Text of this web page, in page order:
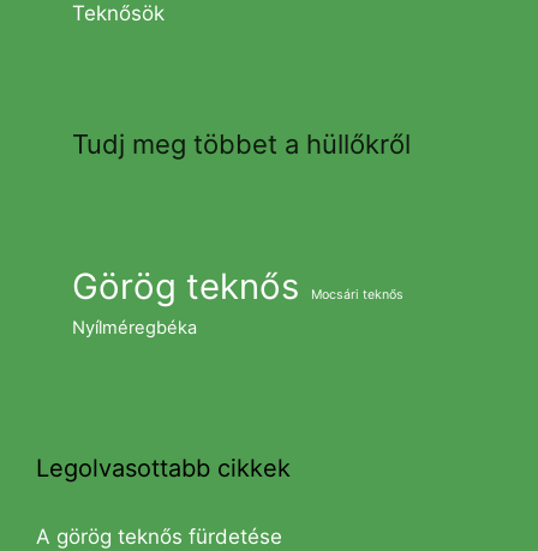
Teknősök
Tudj meg többet a hüllőkről
Görög teknős Mocsári teknős
Nyílméregbéka
Legolvasottabb cikkek
A görög teknős fürdetése